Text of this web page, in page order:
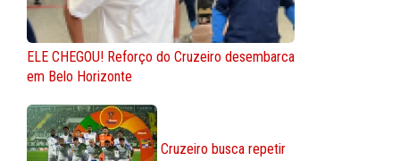
ELE CHEGOU! Reforço do Cruzeiro desembarca
em Belo Horizonte
Cruzeiro busca repetir